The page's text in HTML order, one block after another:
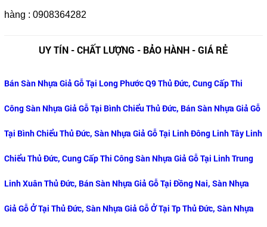
hàng : 0908364282
UY TÍN - CHẤT LƯỢNG - BẢO HÀNH - GIÁ RẺ
Bán Sàn Nhựa Giả Gỗ Tại Long Phước Q9 Thủ Đức, Cung Cấp Thi
Công Sàn Nhựa Giả Gỗ Tại Bình Chiểu Thủ Đức, Bán Sàn Nhựa Giả Gỗ
Tại Bình Chiểu Thủ Đức, Sàn Nhựa Giả Gỗ Tại Linh Đông Linh Tây Linh
Chiểu Thủ Đức, Cung Cấp Thi Công Sàn Nhựa Giả Gỗ Tại Linh Trung
Linh Xuân Thủ Đức, Bán Sàn Nhựa Giả Gỗ Tại Đồng Nai, Sàn Nhựa
Giả Gỗ Ở Tại Thủ Đức, Sàn Nhựa Giả Gỗ Ở Tại Tp Thủ Đức, Sàn Nhựa